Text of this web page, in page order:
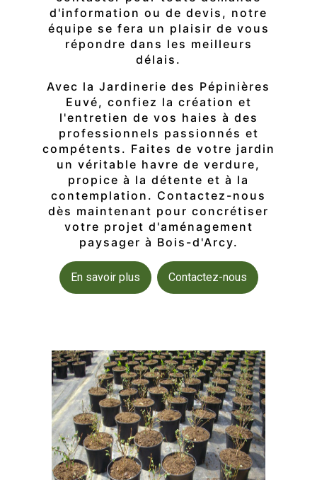
d'information ou de devis, notre
équipe se fera un plaisir de vous
répondre dans les meilleurs
délais.
Avec la Jardinerie des Pépinières
Euvé, confiez la création et
l'entretien de vos haies à des
professionnels passionnés et
compétents. Faites de votre jardin
un véritable havre de verdure,
propice à la détente et à la
contemplation. Contactez-nous
dès maintenant pour concrétiser
votre projet d'aménagement
paysager à Bois-d'Arcy.
En savoir plus Contactez-nous